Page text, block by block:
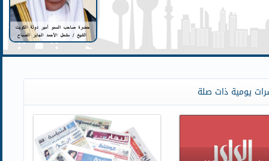
يومية ذات صلة